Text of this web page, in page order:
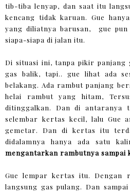
tib-tiba lenyap, dan saat itu
kencang tidak karuan. Gue
yang diliatnya barusan, gue pun
siapa-siapa di jalan itu.
Di situasi ini, tanpa pikir panjang
gas balik, tapi.. gue lihat ada
belakang. Ada rambut panjang
helai rambut yang hitam,
ditinggalkan. Dan di antaranya
selembar kertas kecil, lalu Gue
gemetar. Dan di kertas itu
didalamnya hanya ada satu
mengantarkan rambutnya sampai
Gue lempar kertas itu. Dengan
langsung gas pulang. Dan